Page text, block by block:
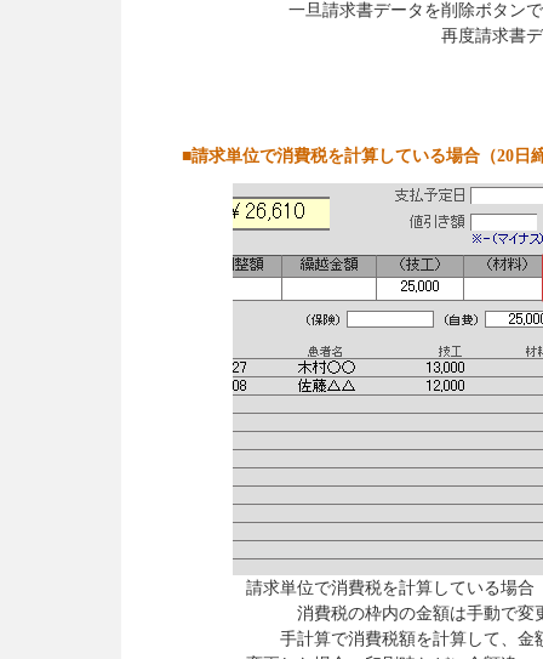
一旦請求書データを削除ボタン
再度請求書
■請求単位で消費税を計算している場合（20日
請求単位で消費税を計算している場
消費税の枠内の金額は手動で変
手計算で消費税額を計算して、